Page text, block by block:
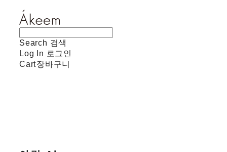
Search 검색
Log In 로그인
Cart장바구니